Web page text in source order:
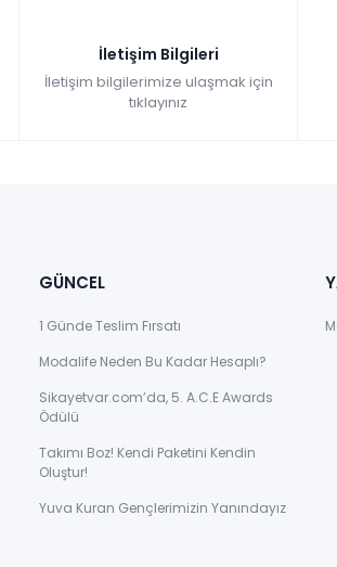
İletişim Bilgileri
İletişim bilgilerimize ulaşmak için
tıklayınız
GÜNCEL
1 Günde Teslim Fırsatı
Modalife Neden Bu Kadar Hesaplı?
Sikayetvar.com’da, 5. A.C.E Awards
Ödülü
Takımı Boz! Kendi Paketini Kendin
Oluştur!
Yuva Kuran Gençlerimizin Yanındayız